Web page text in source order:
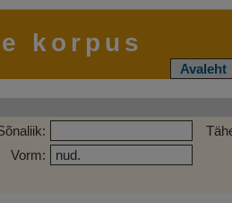
korpus
Avaleht
Vorm: